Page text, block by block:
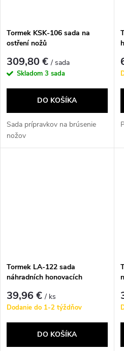
Tormek KSK-106 sada na
ostření nožů
309,80 €/ sada
Skladom 3 sada
DO KOŠÍKA
Sada prípravkov na brúsenie
nožov
Tormek LA-122 sada
náhradních honovacích
39,96 €/ ks
Dodanie do 1-2 týždňov
DO KOŠÍKA